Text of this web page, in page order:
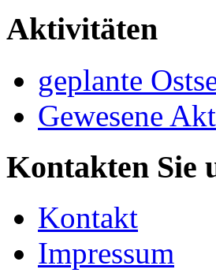
Aktivitäten
geplante
Gewesene
Kontakten Sie
Kontakt
Impressum